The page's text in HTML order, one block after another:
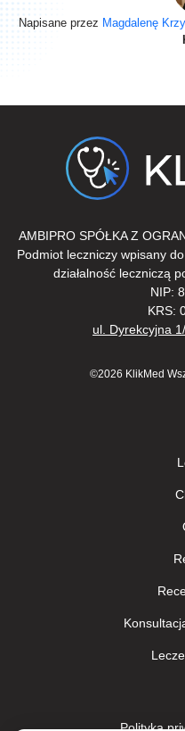
Napisane przez Magdalenę
AMBIPRO SPÓŁKA Z
Podmiot leczniczy wpisany
działalność leczniczą
NIP:
KRS:
ul. Dyrekcyjna
©2026 KlikMed
Polityka